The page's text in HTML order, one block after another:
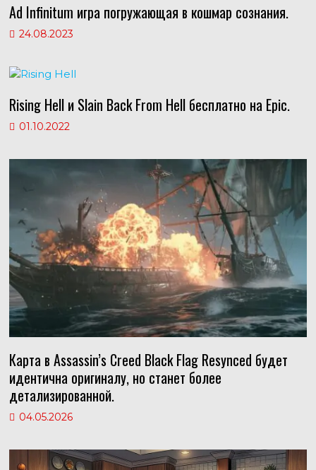
Ad Infinitum игра погружающая в кошмар сознания.
24.08.2023
Rising Hell и Slain Back From Hell бесплатно на Epic.
01.10.2022
Карта в Assassin’s Creed Black Flag Resynced будет
идентична оригиналу, но станет более
детализированной.
04.05.2026